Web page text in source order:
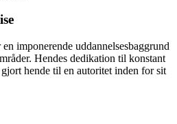
imponerende uddannelsesbaggrund
Hendes dedikation til konstant
hende til en autoritet inden for sit